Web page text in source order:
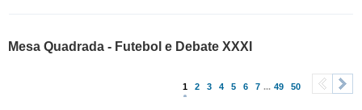
Mesa Quadrada - Futebol e Debate XXXI
1 2 3 4 5 6 7 ... 49 50
< >